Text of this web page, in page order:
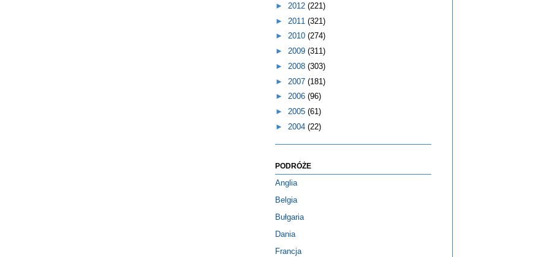
► 2012 (221)
► 2011 (321)
► 2010 (274)
► 2009 (311)
► 2008 (303)
► 2007 (181)
► 2006 (96)
► 2005 (61)
► 2004 (22)
PODRÓŻE
Anglia
Belgia
Bułgaria
Dania
Francja